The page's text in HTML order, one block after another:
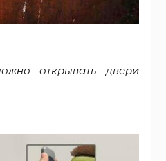
открывать двери